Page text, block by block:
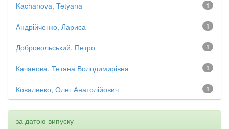
1
Kachanova, Tetyana
1
Андрійченко, Лариса
1
Добровольський, Петро
1
Качанова, Тетяна Володимирівна
1
Коваленко, Олег Анатолійович
за датою випуску